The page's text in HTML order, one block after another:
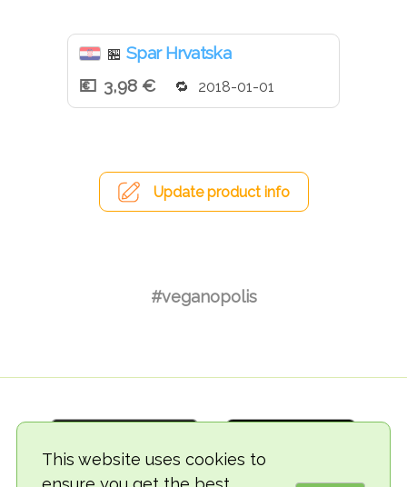
This website uses cookies to
🏪 Spar Hrvatska
3,98 €
2018-01-01
Update product info
#veganopolis